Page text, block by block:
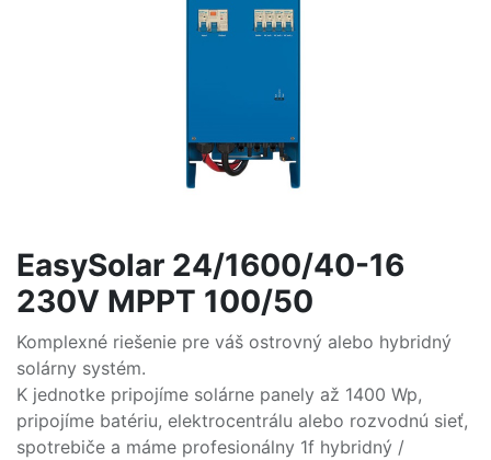
EasySolar 24/1600/40-16
230V MPPT 100/50
Komplexné riešenie pre váš ostrovný alebo hybridný
solárny systém.
K jednotke pripojíme solárne panely až 1400 Wp,
pripojíme batériu, elektrocentrálu alebo rozvodnú sieť,
spotrebiče a máme profesionálny 1f hybridný /